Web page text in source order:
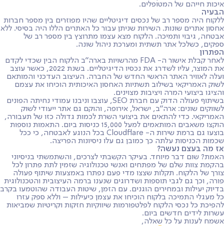
איכות חייהם של המטופלים.
הבעיה
ללקוח היה מספר רב של נכסים דיגיטליים שהיו מפוזרים בין מספר חברות
אחסון אתרים שונות. השירות שניתן עבור כל האתרים הללו היה בסיסי. ללא
אבטחה, גיבוי ותמיכה. הלקוח מצא עצמו מתרוצץ בין מספר רב של
ספקים, כשלכל אתר תשתית ומערכת ניהול שונה.
הפתרון
לאחר קבלת אישור ה- FDA מהרשויות בארה״ב הלקוח הבין שכדי לקדם
את המוצר, עליו לשדרג את נכסיו הדיגיטליים. בשנת 2022, כאשר עוצב
ועלה לאוויר האתר הראשי החדש של החברה. העיצוב העדכני והמותאם
לשוק האמריקאי בשילוב תשתיות האחסון האיכותית הוכיחו את עצמם
והציגו ביצועי המרה ויציבות מצוינים.
בשיתוף פעולה הדוק עם חברת SEO, עוצבו וניבנו עמודי נחיתה הפונים
לשווקים שונים: ארה״ב, ישראל, אירופה, והוקם גם אתר ייעודי לשוק
האמריקאי. כדי להתאים את ביצועי השרת לכמות גדולה כזו של תעבורה,
הוקצו משאבים המותאמים למעל 15,000 כניסות ביום. התאמות נוספות
בוצעו גם ברמת שירות ה- Cloudflare בכל הנוגע לאבטחה, כי ככל
שכמות הכניסות עלתה כך כמובן גם עלו ניסיונות הפריצה.
אז מה בעצם נעשה?
האמת? שום דבר מיוחד. בעיקר הקשבתי לצרכים, והשתמשתי בניסיוני
בהקמת צוות שלם של מפתחים ואנשי טכנולוגיה שזמין לתת פתרון לכל
צורך של הלקוח. תקלות שצצו מדי פעם נפתרו באמצעות שיתוף פעולה
פורה, וכך גם לגבי תוספות ושדרוגים שנענו ברמה העיצובית והטכנולוגית
בדיוק יעילות ובמחירים הוגנים. עם הזמן, שיטות העבודה שהוטמעו בקרב
כל מעגלי התמיכה בלקוח הוכיחו את עצמן כיעילות – וללא ספק עזרו
להפיכת כל נכסי הלקוח לפלטפורמות שיווקיות חזקות וקריטיות שמביאות
עשרות לידים חדשים ביום.
אשמח לענות על כל שאלה,